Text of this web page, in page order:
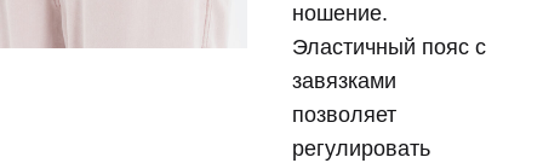
ношение.
Эластичный пояс с
завязками
позволяет
регулировать